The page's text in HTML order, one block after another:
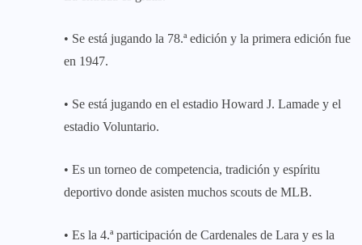
• Se está jugando la 78.ª edición y la primera edición fue
en 1947.
• Se está jugando en el estadio Howard J. Lamade y el
estadio Voluntario.
• Es un torneo de competencia, tradición y espíritu
deportivo donde asisten muchos scouts de MLB.
• Es la 4.ª participación de Cardenales de Lara y es la